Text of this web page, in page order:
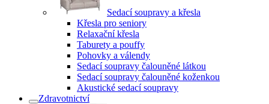
Sedací soupravy a křesla
Křesla pro seniory
Relaxační křesla
Taburety a pouffy
Pohovky a válendy
Sedací soupravy čalouněné látkou
Sedací soupravy čalouněné koženkou
Akustické sedací soupravy
Zdravotnictví